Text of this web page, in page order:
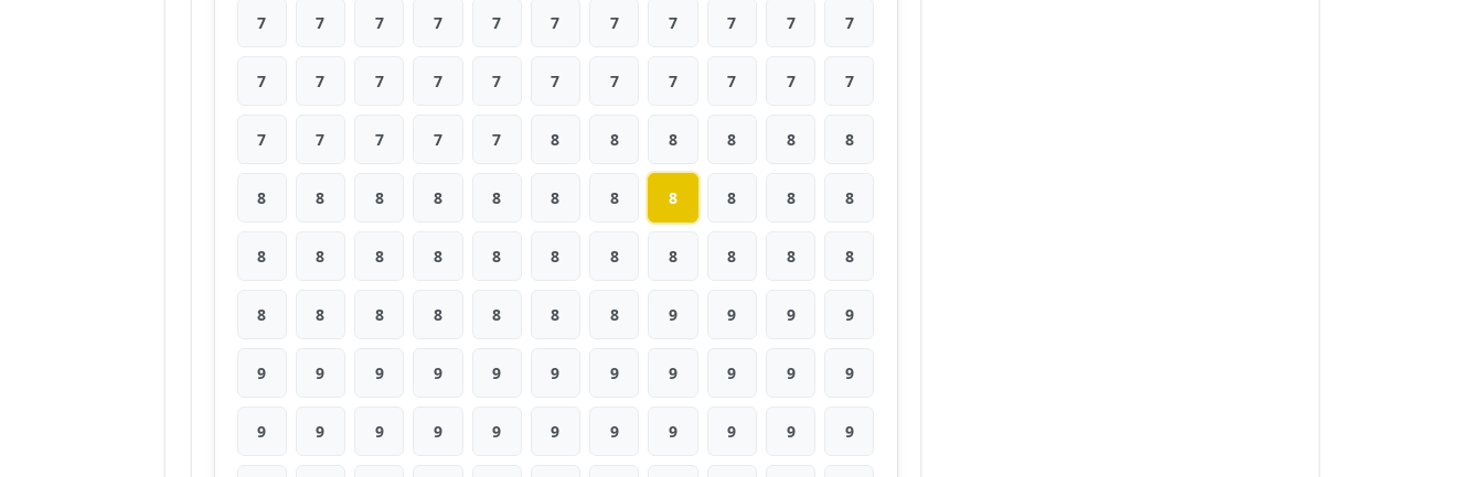
7 7 7 7 7 7 7 7 7 7 7
7 7 7 7 7 7 7 7 7 7 7
7 7 7 7 7 8 8 8 8 8 8
8 8 8 8 8 8 8 8 8 8 8
8 8 8 8 8 8 8 8 8 8 8
8 8 8 8 8 8 8 9 9 9 9
9 9 9 9 9 9 9 9 9 9 9
9 9 9 9 9 9 9 9 9 9 9